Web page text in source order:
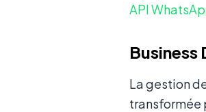
API
Business
La gestion
transformée